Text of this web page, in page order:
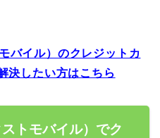
バイル）のクレジットカ
決したい方はこちら
トモバイル）でク